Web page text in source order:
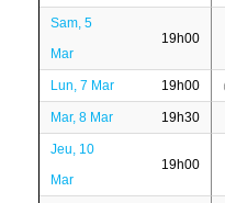
Sam, 5
Mar
19h00
Lun, 7 Mar 19h00
Mar, 8 Mar 19h30
Jeu, 10
Mar
19h00